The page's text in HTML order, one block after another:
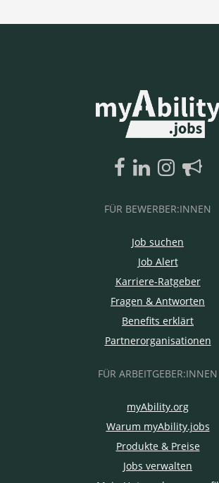
FÜR BEWERBER:INNEN
Job suchen
Job Alert
Karriere-Ratgeber
Fragen & Antworten
Benefits erklärt
Partnerorganisationen
FÜR ARBEITGEBER:INNEN
myAbility.org
Warum myAbility.jobs
Produkte & Preise
Jobs verwalten